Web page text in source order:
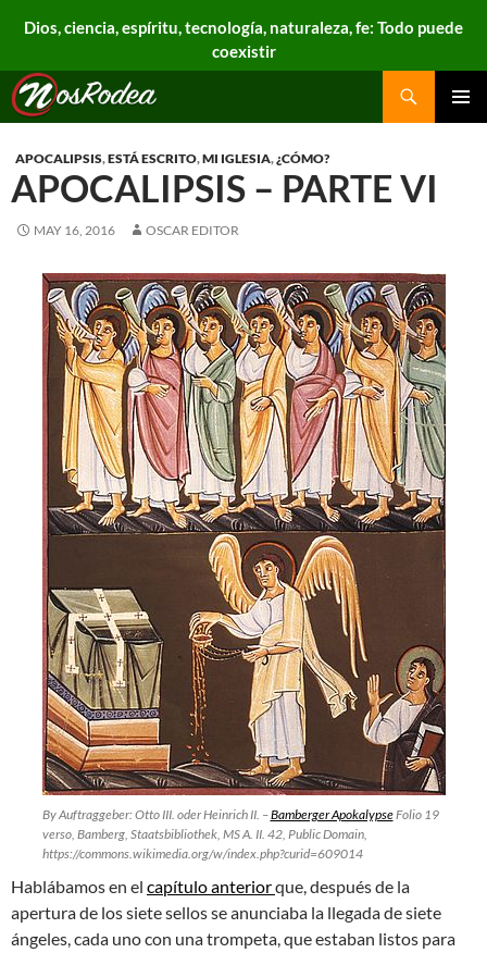
Dios, ciencia, espíritu, tecnología, naturaleza, fe: Todo puede
coexistir
Nos Rodea
Search
APOCALIPSIS,ESTÁ ESCRITO,MI IGLESIA,¿CÓMO?
APOCALIPSIS – PARTE VI
MAY 16, 2016 OSCAR EDITOR
By Auftraggeber: Otto III. oder Heinrich II. –Bamberger ApokalypseFolio 19
verso, Bamberg, Staatsbibliothek, MS A. II. 42, Public Domain,
https://commons.wikimedia.org/w/index.php?curid=609014
Hablábamos en el capítulo anteriorque, después de la
apertura de los siete sellos se anunciaba la llegada de siete
ángeles, cada uno con una trompeta, que estaban listos para